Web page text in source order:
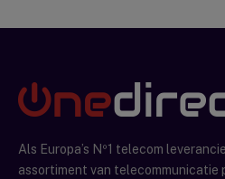
Als Europa’s Nº1 telecom
assortiment van telecommunicatie